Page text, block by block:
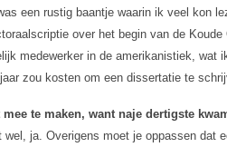
een rustig baantje waarin ik veel kon
over het begin van de
medewerker in de amerikanistiek, wat
zou kosten om een dissertatie te
te maken, want naje dertigste
wel, ja. Overigens moet je oppassen dat